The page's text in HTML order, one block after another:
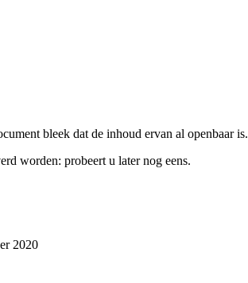
bleek dat de inhoud ervan al openbaar is.
worden: probeert u later nog eens.
2020